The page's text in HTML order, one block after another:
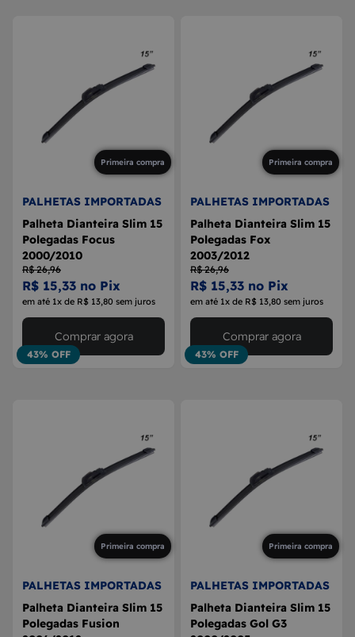
Primeira compra
PALHETAS IMPORTADAS
Palheta Dianteira Slim 15
Polegadas Focus
2000/2010
R$ 26,96
R$ 15,33 no Pix
em até 1x de R$ 13,80 sem juros
43% OFF
Comprar agora
Primeira compra
PALHETAS IMPORTADAS
Palheta Dianteira Slim 15
Polegadas Fox
2003/2012
R$ 26,96
R$ 15,33 no Pix
em até 1x de R$ 13,80 sem juros
43% OFF
Comprar agora
Primeira compra
PALHETAS IMPORTADAS
Palheta Dianteira Slim 15
Polegadas Fusion
Primeira compra
PALHETAS IMPORTADAS
Palheta Dianteira Slim 15
Polegadas Gol G3